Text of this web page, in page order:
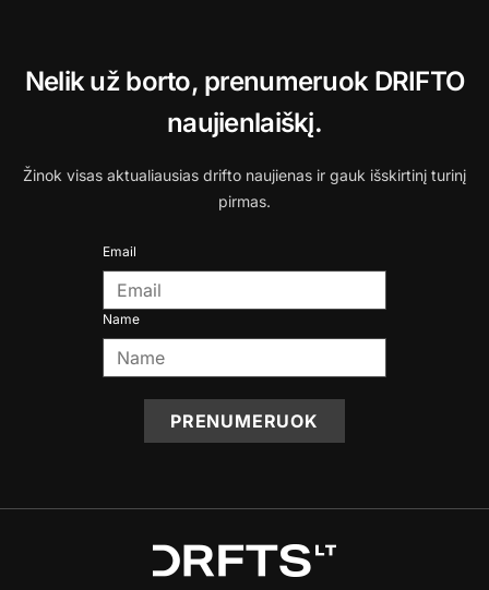
Nelik už borto, prenumeruok DRIFTO
naujienlaiškį.
Žinok visas aktualiausias drifto naujienas ir gauk išskirtinį turinį
pirmas.
Email
Name
PRENUMERUOK